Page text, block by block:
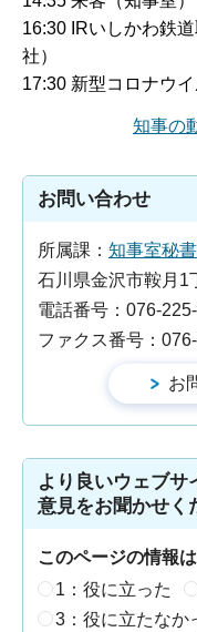
16:30 IRいしかわ鉄
社）
17:30 新型コロナウ
知事の
お問い合わせ
所属課： 知事室秘
石川県金沢市鞍月1
電話番号：076-
ファクス番号：
より良いウェブサ
意見をお聞かせく
このページの情報
1：役に立った
3：役に立たなか